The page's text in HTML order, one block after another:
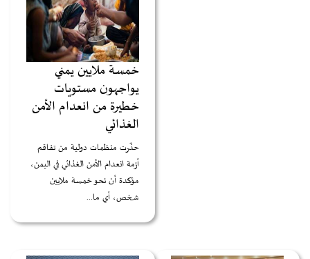
خمسة ملايين يمني
يواجهون مستويات
خطيرة من انعدام الأمن
الغذائي
حذّرت منظمات دولية من تفاقم
أزمة انعدام الأمن الغذائي في اليمن،
مؤكدة أن نحو خمسة ملايين
شخص، أي ما...